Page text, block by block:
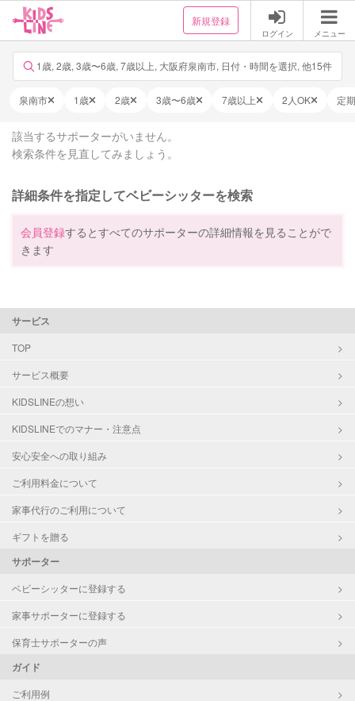
新規登録
ログイン メニュー
1歳, 2歳, 3歳〜6歳, 7歳以上, 大阪府泉南市, 日付・時間を選択, 他15件
泉南市 1歳 2歳 3歳〜6歳 7歳以上 2人OK 定
該当するサポーターがいません。
検索条件を見直してみましょう。
詳細条件を指定してベビーシッターを検索
会員登録するとすべてのサポーターの詳細情報を見ることがで
きます
サービス
TOP
サービス概要
KIDSLINEの想い
KIDSLINEでのマナー・注意点
安心安全への取り組み
ご利用料金について
家事代行のご利用について
ギフトを贈る
サポーター
ベビーシッターに登録する
家事サポーターに登録する
保育士サポーターの声
ガイド
ご利用例